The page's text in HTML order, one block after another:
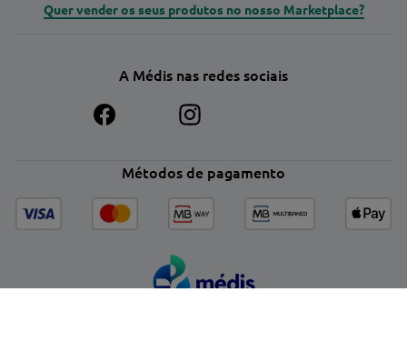
Quer vender os seus produtos no nosso Marketplace?
A Médis nas redes sociais
Métodos de pagamento